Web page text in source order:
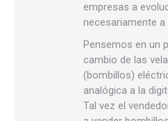
empresas a
necesariamente a
Pensemos en un
cambio de las
(bombillos)
analógica a la
Tal vez el